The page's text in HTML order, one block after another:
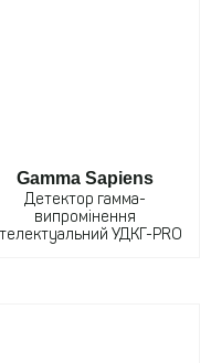
Gamma Sapiens
Детектор гамма-
випромінення
УДКГ-PRO